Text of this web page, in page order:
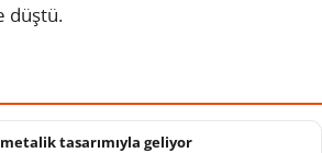
düştü.
metalik tasarımıyla geliyor